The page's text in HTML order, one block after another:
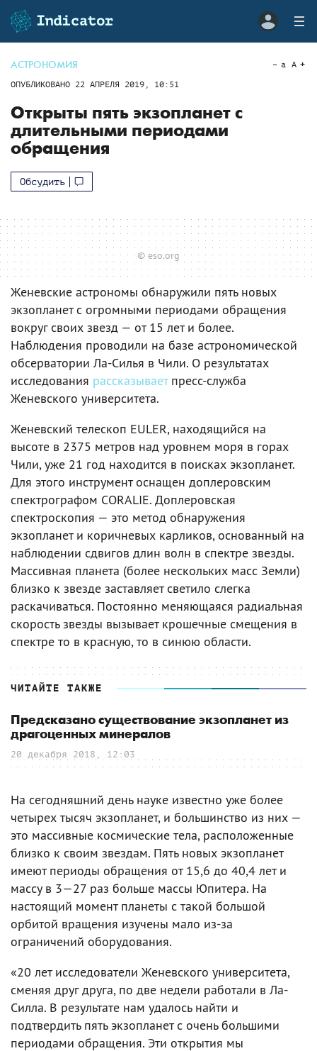
АСТРОНОМИЯ
ОПУБЛИКОВАНО 22 АПРЕЛЯ 2019, 10:51
a A
Открыты пять экзопланет с
длительными периодами
обращения
Обсудить
© eso.org
Женевские астрономы обнаружили пять новых
экзопланет с огромными периодами обращения
вокруг своих звезд — от 15 лет и более.
Наблюдения проводили на базе астрономической
обсерватории Ла-Силья в Чили. О результатах
исследования рассказываетпресс-служба
Женевского университета.
Женевский телескоп EULER, находящийся на
высоте в 2375 метров над уровнем моря в горах
Чили, уже 21 год находится в поисках экзопланет.
Для этого инструмент оснащен доплеровским
спектрографом CORALIE. Доплеровская
спектроскопия — это метод обнаружения
экзопланет и коричневых карликов, основанный на
наблюдении сдвигов длин волн в спектре звезды.
Массивная планета (более нескольких масс Земли)
близко к звезде заставляет светило слегка
раскачиваться. Постоянно меняющаяся радиальная
скорость звезды вызывает крошечные смещения в
спектре то в красную, то в синюю области.
ЧИТАЙТЕ ТАКЖЕ
Предсказано существование экзопланет из
драгоценных минералов
20 декабря 2018, 12:03
На сегодняшний день науке известно уже более
четырех тысяч экзопланет, и большинство из них —
это массивные космические тела, расположенные
близко к своим звездам. Пять новых экзопланет
имеют периоды обращения от 15,6 до 40,4 лет и
массу в 3—27 раз больше массы Юпитера. На
настоящий момент планеты с такой большой
орбитой вращения изучены мало из-за
ограничений оборудования.
«20 лет исследователи Женевского университета,
сменяя друг друга, по две недели работали в Ла-
Силла. В результате нам удалось найти и
подтвердить пять экзопланет с очень большими
периодами обращения. Эти открытия мы